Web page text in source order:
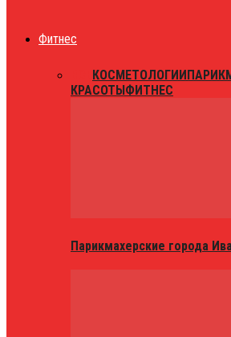
Фитнес
КОСМЕТОЛОГИИ
КРАСОТЫФИТНЕС
Парикмахерские города